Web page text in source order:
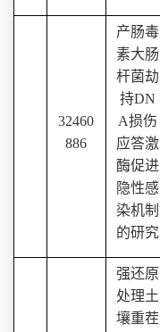
32460
886
产肠毒
素大肠
杆菌劫
持DN
A损伤
应答激
酶促进
隐性感
染机制
的研究
强还原
处理土
壤重茬